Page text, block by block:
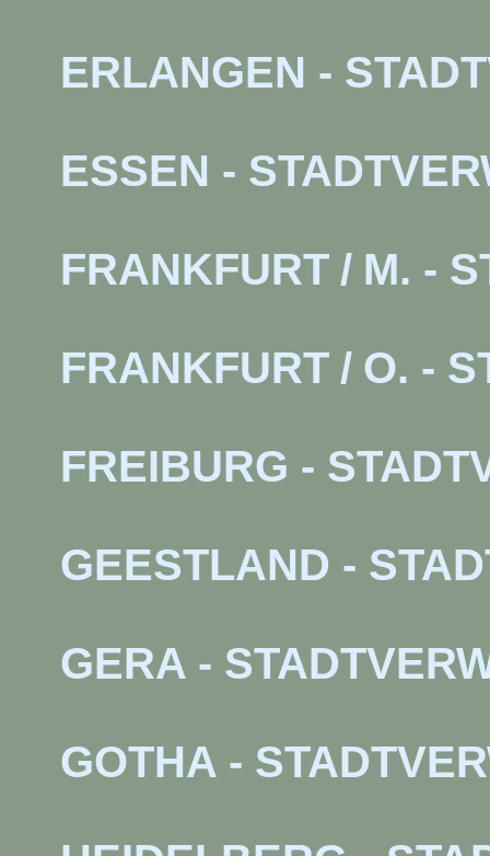
ERLANGEN -
ESSEN -
FRANKFURT / M. -
FRANKFURT / O. -
FREIBURG -
GEESTLAND -
GERA -
GOTHA -